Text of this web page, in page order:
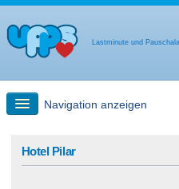
Lastminute und
Navigation anzeigen
Hotel Pilar